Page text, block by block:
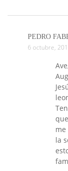
PEDRO
6 octubre,
la